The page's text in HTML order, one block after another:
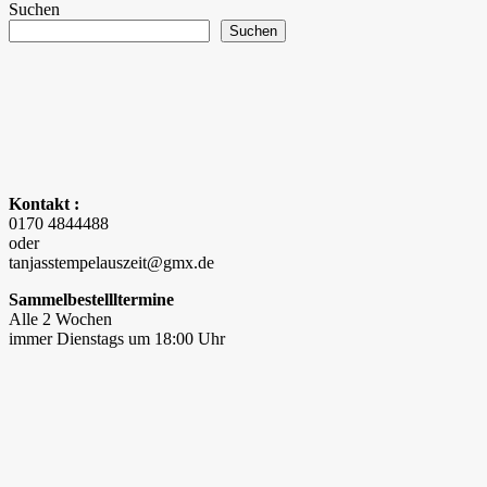
Suchen
Suchen
Kontakt :
0170 4844488
oder
tanjasstempelauszeit@gmx.de
Sammelbestellltermine
Alle 2 Wochen
immer Dienstags um 18:00 Uhr